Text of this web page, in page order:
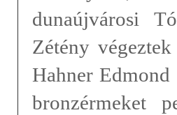
dunaújvárosi
Zétény
Hahner
bronzérmeket